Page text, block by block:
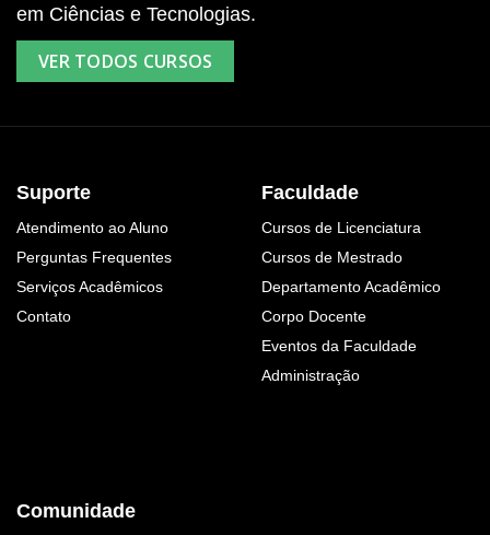
em Ciências e Tecnologias.
VER TODOS CURSOS
Suporte
Atendimento ao Aluno
Perguntas Frequentes
Serviços Acadêmicos
Contato
Faculdade
Cursos de Licenciatura
Cursos de Mestrado
Departamento Acadêmico
Corpo Docente
Eventos da Faculdade
Administração
Comunidade